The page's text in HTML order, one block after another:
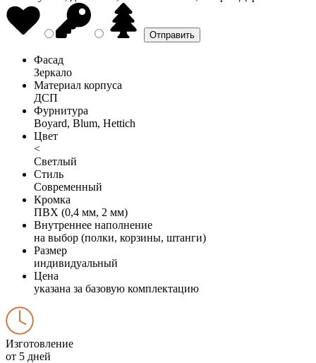
Фасад
Зеркало
Материал корпуса
ДСП
Фурнитура
Boyard, Blum, Hettich
Цвет
<
Светлый
Стиль
Современный
Кромка
ПВХ (0,4 мм, 2 мм)
Внутреннее наполнение
на выбор (полки, корзины, штанги)
Размер
индивидуальный
Цена
указана за базовую комплектацию
Изготовление
от 5 дней